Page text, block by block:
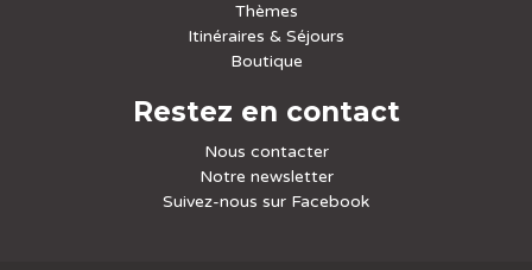
Thèmes
Itinéraires & Séjours
Boutique
Restez en contact
Nous contacter
Notre newsletter
Suivez-nous sur Facebook